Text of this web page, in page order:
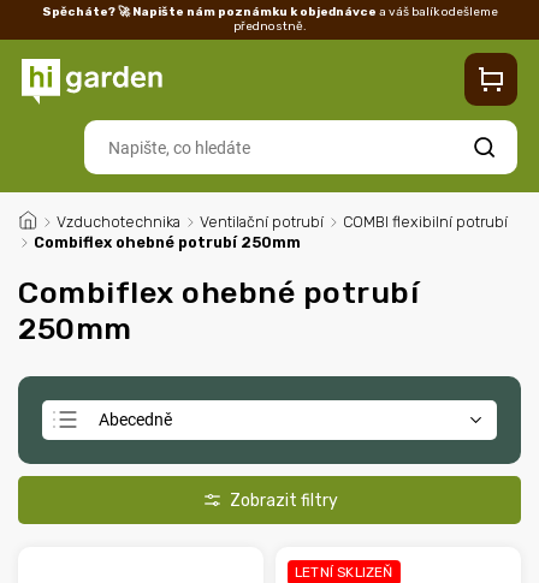
Spěcháte? 🚀 Napište nám poznámku k objednávce a váš balík odešleme
přednostně.
Vrácení/reklamace
Hledat
/ Vzduchotechnika / Ventilační potrubí / COMBI flexibilní potrubí
/ Combiflex ohebné potrubí 250mm
Combiflex ohebné potrubí
250mm
Abecedně
LETNÍ SKLIZEŇ